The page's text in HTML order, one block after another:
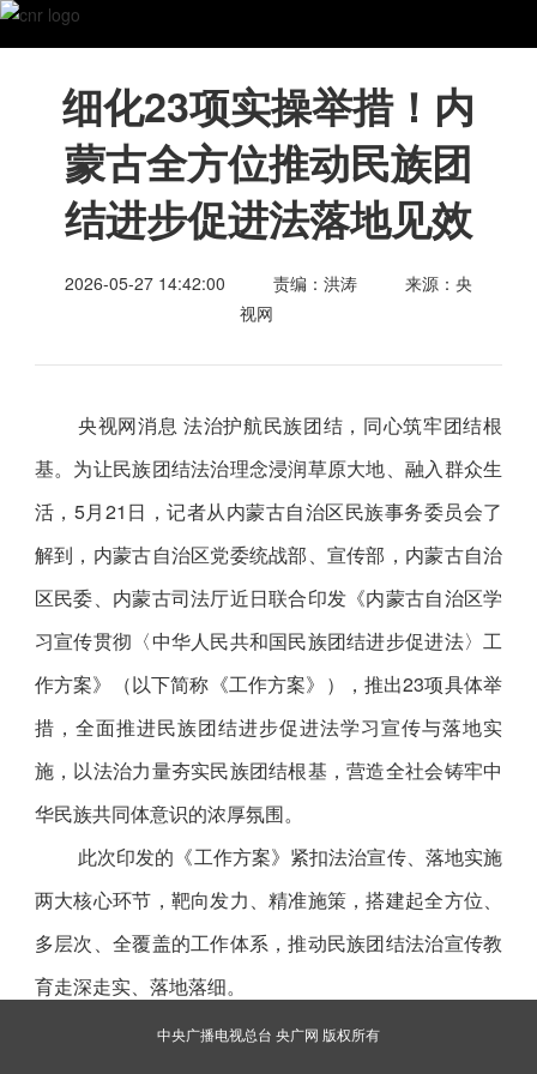
细化23项实操举措！内
蒙古全方位推动民族团
结进步促进法落地见效
2026-05-27 14:42:00 责编：洪涛
来源：央
视网
央视网消息 法治护航民族团结，同心筑牢团结根
基。为让民族团结法治理念浸润草原大地、融入群众生
活，5月21日，记者从内蒙古自治区民族事务委员会了
解到，内蒙古自治区党委统战部、宣传部，内蒙古自治
区民委、内蒙古司法厅近日联合印发《内蒙古自治区学
习宣传贯彻〈中华人民共和国民族团结进步促进法〉工
作方案》（以下简称《工作方案》），推出23项具体举
措，全面推进民族团结进步促进法学习宣传与落地实
施，以法治力量夯实民族团结根基，营造全社会铸牢中
华民族共同体意识的浓厚氛围。
此次印发的《工作方案》紧扣法治宣传、落地实施
两大核心环节，靶向发力、精准施策，搭建起全方位、
多层次、全覆盖的工作体系，推动民族团结法治宣传教
育走深走实、落地落细。
在普法宣传教育方面，内蒙古聚焦重点群体、创新
中央广播电视总台 央广网 版权所有